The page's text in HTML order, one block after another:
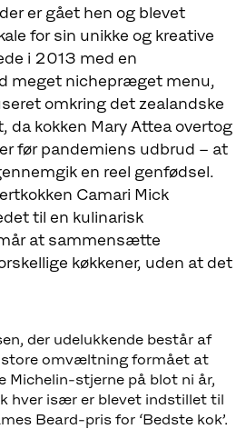
er gået hen og blevet
for sin unikke og kreative
i 2013 med en
meget nichepræget menu,
omkring det zealandske
da kokken Mary Attea overtog
før pandemiens udbrud – at
en reel genfødsel.
Camari Mick
til en kulinarisk
at sammensætte
køkkener, uden at det
der udelukkende består af
store omvæltning formået at
Michelin-stjerne på blot ni år,
hver især er blevet indstillet til
Beard-pris for ‘Bedste kok’.